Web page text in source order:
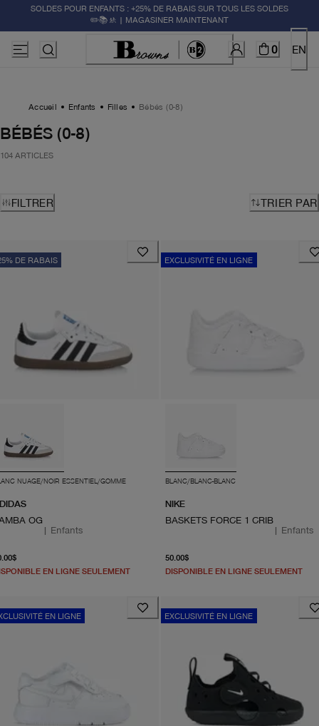
SOLDES POUR ENFANTS : +25% DE RABAIS SUR TOUS LES SOLDES
✏️📚🚸 | MAGASINER MAINTENANT
0 EN
Accueil Enfants Filles Bébés (0-8)
BÉBÉS (0-8)
104 ARTICLES
FILTRER TRIER PAR
DE RABAIS
NUAGE/NOIR ESSENTIEL/GOMME
OG
| Enfants
EN LIGNE SEULEMENT
EXCLUSIVITÉ EN LIGNE
BLANC/BLANC-BLANC
NIKE
BASKETS FORCE 1 CRIB
| Enfants
50.00$
DISPONIBLE EN LIGNE SEULEMENT
EN LIGNE EXCLUSIVITÉ EN LIGNE